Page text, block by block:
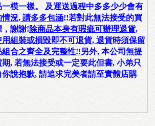
一模一樣。 及運送過程中多多少少會有
況, 請多多包涵!!若對此無法接受的買
，謝謝!除商品本身有瑕疵可辦理退貨,
組裝或損毀即不可退貨, 退貨時須保留
合之齊全及完整性!!另外, 本公司無提
, 若無法接受或一定要此但書, 小弟只
說抱歉, 請追求完美者請至實體店購